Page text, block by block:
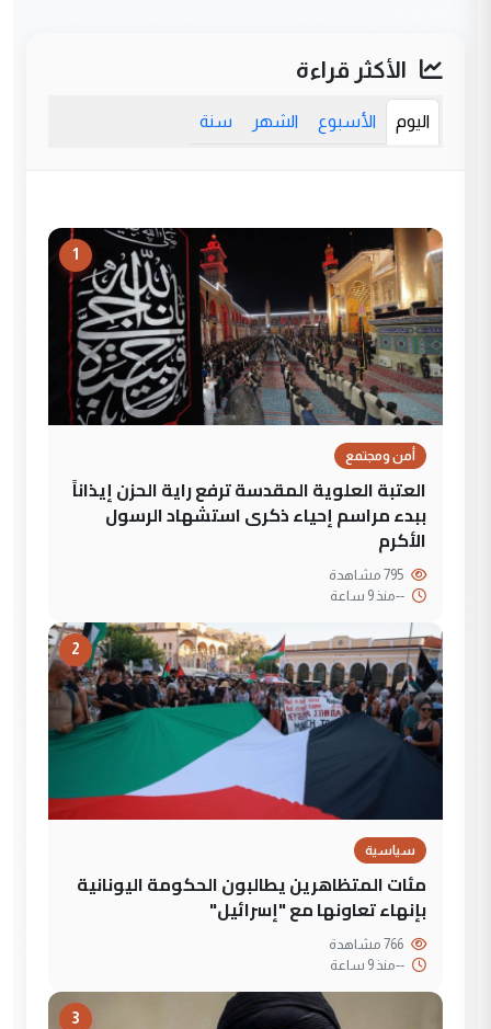
الأكثر قراءة
اليوم الأسبوع الشهر سنة
1
أمن ومجتمع
العتبة العلوية المقدسة ترفع راية الحزن إيذاناً
ببدء مراسم إحياء ذكرى استشهاد الرسول
الأكرم
--منذ 9 ساعة
2
سياسية
مئات المتظاهرين يطالبون الحكومة اليونانية
بإنهاء تعاونها مع "إسرائيل"
--منذ 9 ساعة
3